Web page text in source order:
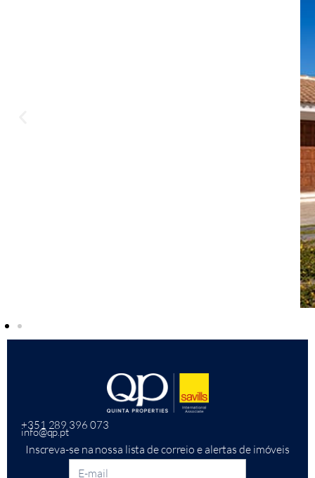
+351 289 396 073
info@qp.pt
Inscreva-se na nossa lista de correio e alertas de imóveis